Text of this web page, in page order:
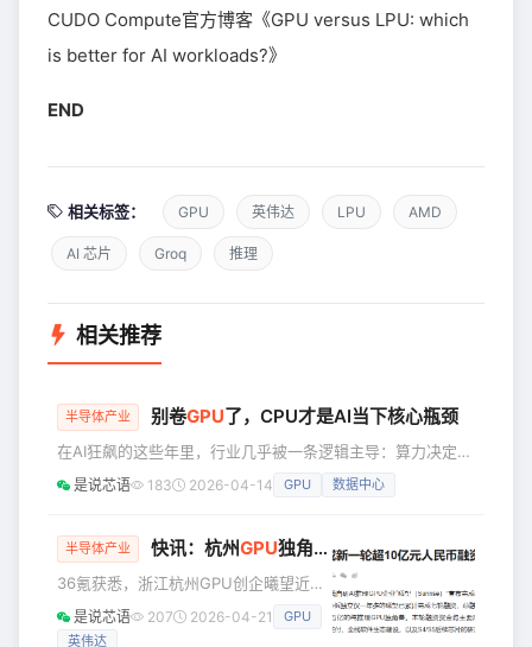
CUDO Compute官方博客《GPU versus LPU: which
is better for AI workloads?》
END
相关标签： GPU 英伟达 LPU AMD
AI 芯片 Groq 推理
相关推荐
半导体产业 别卷GPU了，CPU才是AI当下核心瓶颈
在AI狂飙的这些年里，行业几乎被一条逻辑主导：算力决定上
限，而GPU就是算力的核心。 不过，进入2026年，这套逻辑
关键，正逐渐转向长期被忽视的CPU。 美国当地时间4月9
日，谷歌与英特尔达成多年协议，在全球AI数据中心规模部署
英特尔的“Xeon至强处理器”，正是为了破解这个瓶颈。英特
是说芯语 183 2026-04-14 GPU 数据中心
半导体产业 快讯：杭州GPU独角兽曦望再获超10亿融资落地
36氪获悉，浙江杭州GPU创企曦望近日
宣布完成新一轮超10亿元融资，这也是
2026年AI产业迈入“推理落地、智能体普
是说芯语 207 2026-04-21
GPU
英伟达